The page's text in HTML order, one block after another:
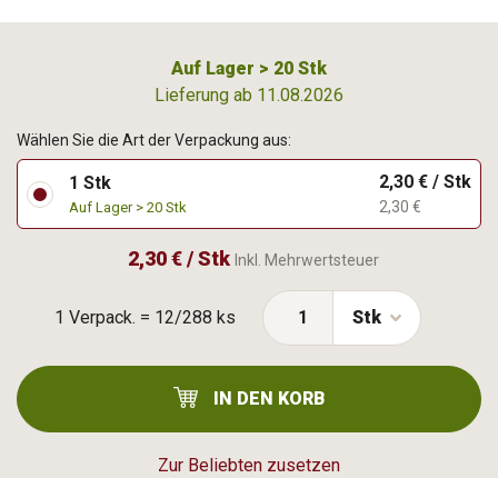
Auf Lager > 20 Stk
Lieferung ab 11.08.2026
1 Verpack. = 12/288 ks
Zur Beliebten zusetzen
Wählen Sie die Art der Verpackung aus:
1 Stk
Auf Lager > 20 Stk
2,30 € / Stk
2,30 €
2,30 € / Stk Inkl. Mehrwertsteuer
Stk
IN DEN KORB